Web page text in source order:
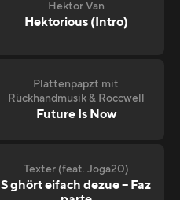
Hektor Van
Hektorious (Intro)
Plattenpapzt mit
Rückhandmusik & Roccwell
Future Is Now
Texter (feat. Joga20)
S ghört eifach dezue – Faz